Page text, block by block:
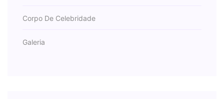
Corpo De Celebridade
Galeria